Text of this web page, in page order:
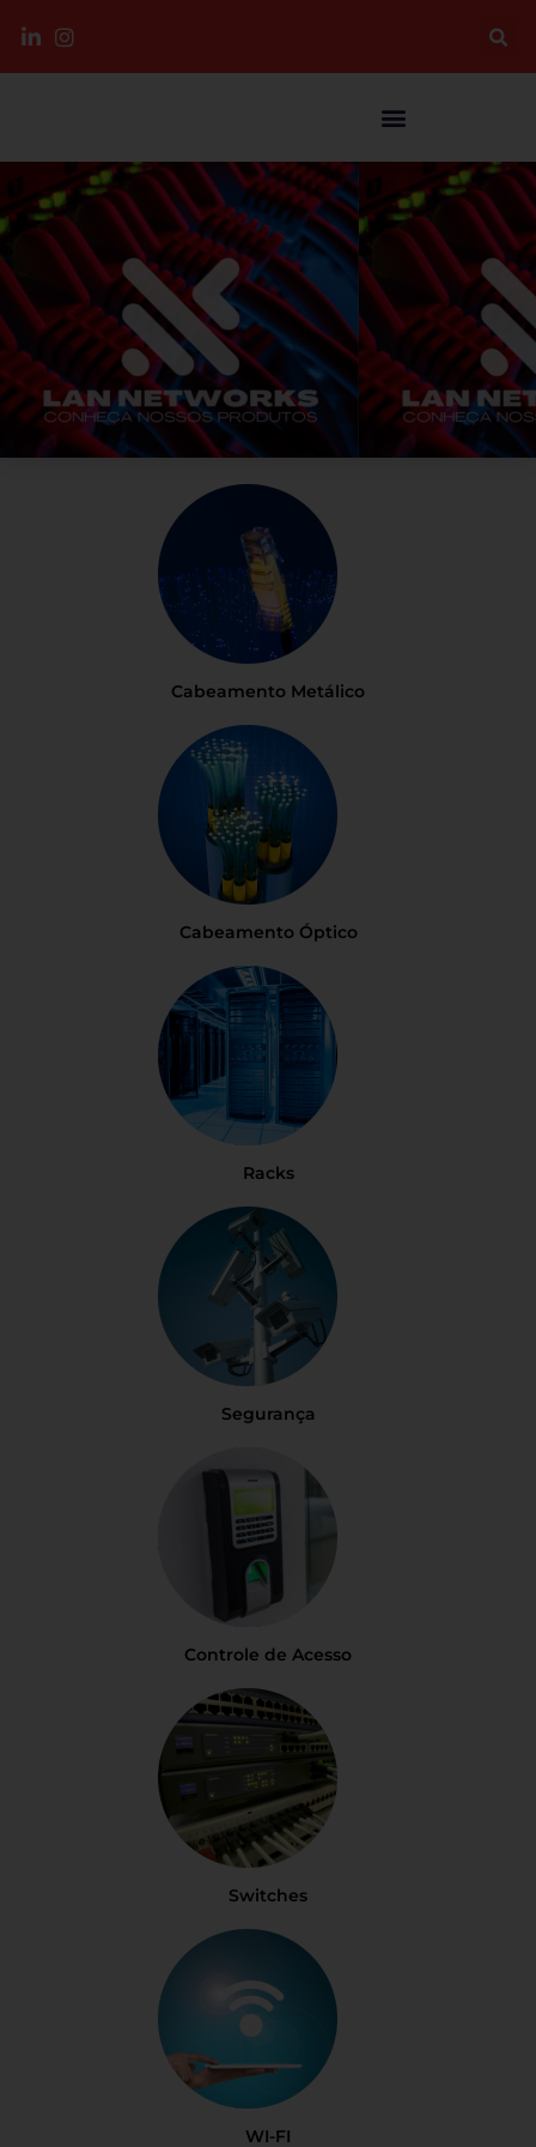
Cabeamento Metálico
Cabeamento Óptico
Racks
Segurança
Controle de Acesso
Switches
WI-FI